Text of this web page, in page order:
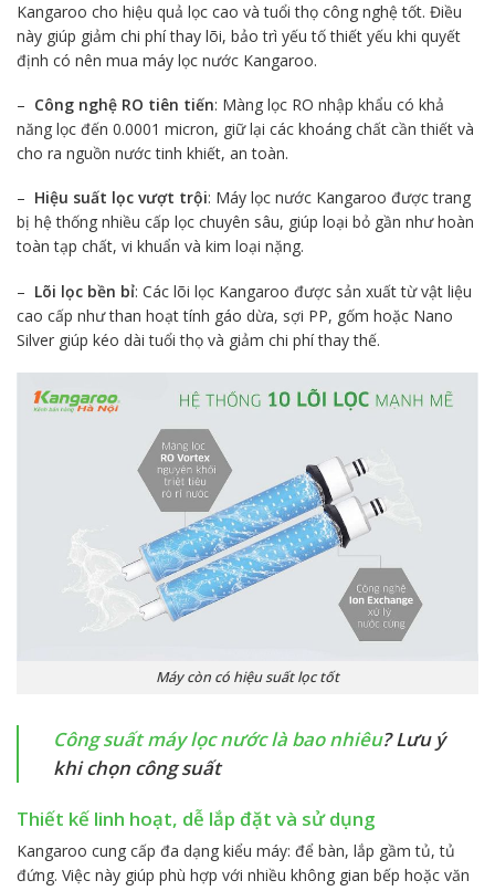
Kangaroo cho hiệu quả lọc cao và tuổi thọ công nghệ tốt. Điều
này giúp giảm chi phí thay lõi, bảo trì yếu tố thiết yếu khi quyết
định có nên mua máy lọc nước Kangaroo.
– Công nghệ RO tiên tiến: Màng lọc RO nhập khẩu có khả
năng lọc đến 0.0001 micron, giữ lại các khoáng chất cần thiết và
cho ra nguồn nước tinh khiết, an toàn.
– Hiệu suất lọc vượt trội: Máy lọc nước Kangaroo được trang
bị hệ thống nhiều cấp lọc chuyên sâu, giúp loại bỏ gần như hoàn
toàn tạp chất, vi khuẩn và kim loại nặng.
– Lõi lọc bền bỉ: Các lõi lọc Kangaroo được sản xuất từ vật liệu
cao cấp như than hoạt tính gáo dừa, sợi PP, gốm hoặc Nano
Silver giúp kéo dài tuổi thọ và giảm chi phí thay thế.
Máy còn có hiệu suất lọc tốt
Công suất máy lọc nước là bao nhiêu? Lưu ý
khi chọn công suất
Thiết kế linh hoạt, dễ lắp đặt và sửdụng
Kangaroo cung cấp đa dạng kiểu máy: để bàn, lắp gầm tủ, tủ
đứng. Việc này giúp phù hợp với nhiều không gian bếp hoặc văn